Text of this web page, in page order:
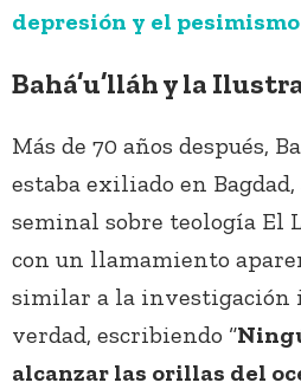
depresión y el pesimismo
Bahá’u’lláh y la
Más de 70 años después,
estaba exiliado en
seminal sobre teología El
con un llamamiento
similar a la investigación
verdad, escribiendo “
alcanzar las orillas del